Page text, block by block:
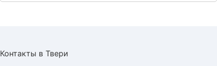
Контакты в Твери